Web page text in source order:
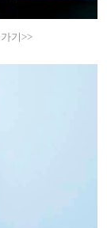
기>>